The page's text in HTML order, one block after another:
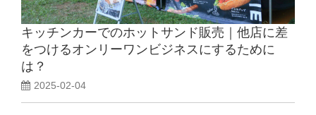
よくあるご質問
キッチンカーでのホットサンド販売｜他店に差
をつけるオンリーワンビジネスにするために
は？
2025-02-04